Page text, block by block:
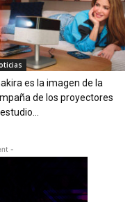
es la imagen de la
de los proyectores
-